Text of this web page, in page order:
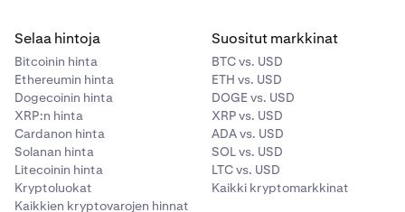
markkinat listataan post-only-tilassa.
4. maaliskuuta klo 14.00 UTC:MANTRA-spot- ja
marginaalimarkkinat avautuvat kokonaan.
Selaa hintoja
Bitcoinin hinta
Ethereumin hinta
Dogecoinin hinta
XRP:n hinta
Cardanon hinta
Solanan hinta
Litecoinin hinta
Kryptoluokat
Kaikkien kryptovarojen hinnat
Suositut markkinat
BTC vs. USD
ETH vs. USD
DOGE vs. USD
XRP vs. USD
ADA vs. USD
SOL vs. USD
LTC vs. USD
Kaikki kryptomarkkinat